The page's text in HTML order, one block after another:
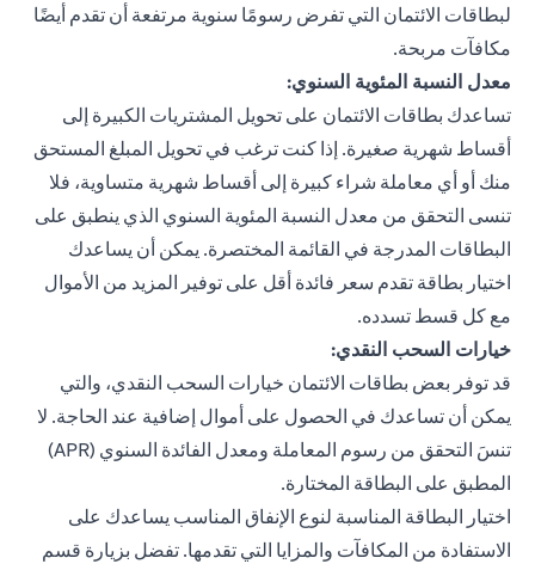
لبطاقات الائتمان التي تفرض رسومًا سنوية مرتفعة أن تقدم أيضًا
مكافآت مربحة.
معدل النسبة المئوية السنوي:
تساعدك بطاقات الائتمان على تحويل المشتريات الكبيرة إلى
أقساط شهرية صغيرة. إذا كنت ترغب في تحويل المبلغ المستحق
منك أو أي معاملة شراء كبيرة إلى أقساط شهرية متساوية، فلا
تنسى التحقق من معدل النسبة المئوية السنوي الذي ينطبق على
البطاقات المدرجة في القائمة المختصرة. يمكن أن يساعدك
اختيار بطاقة تقدم سعر فائدة أقل على توفير المزيد من الأموال
مع كل قسط تسدده.
خيارات السحب النقدي:
قد توفر بعض بطاقات الائتمان خيارات السحب النقدي، والتي
يمكن أن تساعدك في الحصول على أموال إضافية عند الحاجة. لا
تنسَ التحقق من رسوم المعاملة ومعدل الفائدة السنوي (APR)
المطبق على البطاقة المختارة.
اختيار البطاقة المناسبة لنوع الإنفاق المناسب يساعدك على
الاستفادة من المكافآت والمزايا التي تقدمها. تفضل بزيارة قسم